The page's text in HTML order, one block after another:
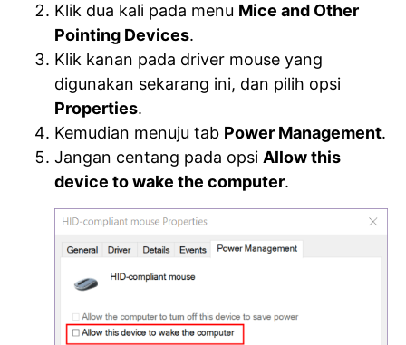
Klik dua kali pada menu Mice and Other
Pointing Devices.
Klik kanan pada driver mouse yang
digunakan sekarang ini, dan pilih opsi
Properties.
Kemudian menuju tab Power Management.
Jangan centang pada opsi Allow this
device to wake the computer.